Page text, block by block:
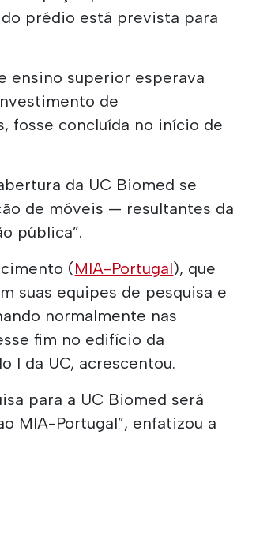
prédio está prevista para
ensino superior esperava
de
fosse concluída no início de
da UC Biomed se
de móveis — resultantes da
pública”.
(MIA-Portugal), que
suas equipes de pesquisa e
normalmente nas
fim no edifício da
I da UC, acrescentou.
para a UC Biomed será
MIA-Portugal”, enfatizou a